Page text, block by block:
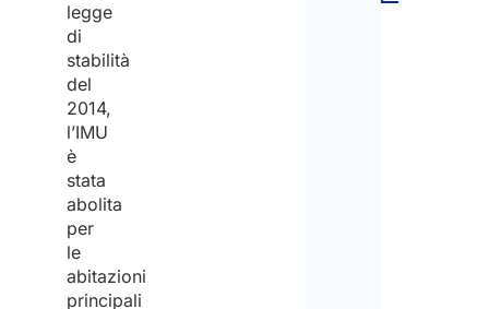
legge
di
stabilità
del
2014,
l’IMU
è
stata
abolita
per
le
abitazioni
principali